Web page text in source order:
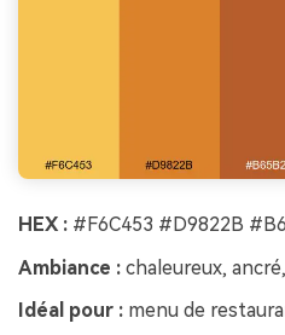
HEX : #F6C453 #D9822B
Ambiance : chaleureux,
Idéal pour : menu de